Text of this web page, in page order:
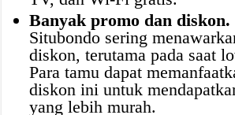
Banyak promo dan diskon.
Situbondo sering
diskon, terutama pada saat
Para tamu dapat
diskon ini untuk
yang lebih murah.